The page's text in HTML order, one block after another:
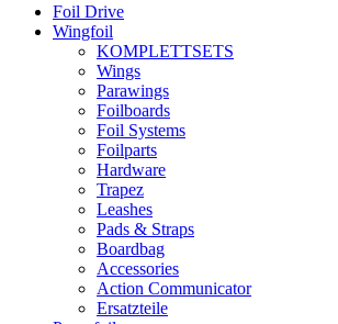
Foil Drive
Wingfoil
KOMPLETTSETS
Wings
Parawings
Foilboards
Foil Systems
Foilparts
Hardware
Trapez
Leashes
Pads & Straps
Boardbag
Accessories
Action Communicator
Ersatzteile